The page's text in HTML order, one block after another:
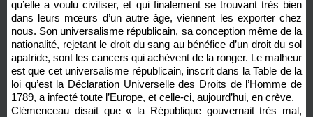
qu’elle a voulu civiliser, et qui finalement se trouvant très bien
dans leurs mœurs d’un autre âge, viennent les exporter chez
nous. Son universalisme républicain, sa conception même de la
nationalité, rejetant le droit du sang au bénéfice d’un droit du sol
apatride, sont les cancers qui achèvent de la ronger. Le malheur
est que cet universalisme républicain, inscrit dans la Table de la
loi qu’est la Déclaration Universelle des Droits de l’Homme de
1789, a infecté toute l’Europe, et celle-ci, aujourd’hui, en crève.
Clémenceau disait que « la République gouvernait très mal,